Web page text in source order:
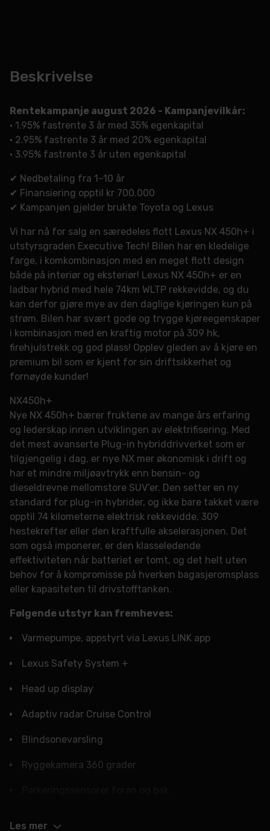
Beskrivelse
Rentekampanje august 2026 - Kampanjevilkår:
• 1.95% fastrente 3 år med 35% egenkapital
• 2.95% fastrente 3 år med 20% egenkapital
• 3.95% fastrente 3 år uten egenkapital
✔ Nedbetaling fra 1–10 år
✔ Finansiering opptil kr 700.000
✔ Kampanjen gjelder brukte Toyota og Lexus
Vi har nå for salg en særedeles flott Lexus NX 450h+ i
utstyrsgraden Executive Tech! Bilen har en kledelige
farge, i komkombinasjon med en meget flott design
både på interiør og eksteriør! Lexus NX 450h+ er en
ladbar hybrid med hele 74km WLTP rekkevidde, og du
kan derfor gjøre mye av den daglige kjøringen kun på
strøm. Bilen har svært gode og trygge kjøreegenskaper
i kombinasjon med en kraftig motor på 309 hk,
firehjulstrekk og god plass! Opplev gleden av å kjøre en
premium bil som er kjent for sin driftsikkerhet og
fornøyde kunder!
NX450h+
Nye NX 450h+ bærer fruktene av mange års erfaring
og lederskap innen utviklingen av elektrifisering. Med
det mest avanserte Plug-in hybriddrivverket som er
tilgjengelig i dag, er nye NX mer økonomisk i drift og
har et mindre miljøavtrykk enn bensin- og
dieseldrevne mellomstore SUV’er. Den setter en ny
standard for plug-in hybrider, og ikke bare takket være
opptil 74 kilometerne elektrisk rekkevidde, 309
hestekrefter eller den kraftfulle akselerasjonen. Det
som også imponerer, er den klasseledende
effektiviteten når batteriet er tomt, og det helt uten
behov for å kompromisse på hverken bagasjeromsplass
eller kapasiteten til drivstofftanken.
Følgende utstyr kan fremheves:
Varmepumpe, appstyrt via Lexus LINK app
Lexus Safety System +
Head up display
Adaptiv radar Cruise Control
Blindsonevarsling
Ryggekamera 360 grader
Les mer